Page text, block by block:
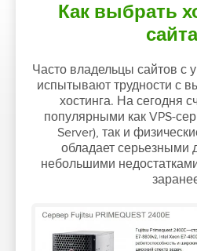
Как выбрать
Часто владельцы сайтов с
испытывают трудности с
хостинга. На сегодня
популярными как VPS-
Server), так и
обладает серьезными
небольшими